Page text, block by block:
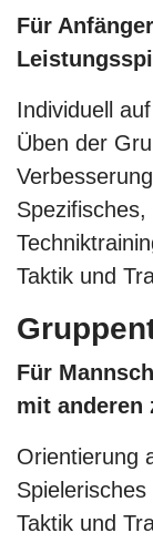
Für
Individuell
Üben der
Taktik und
Für
mit anderen
Orientierung
Taktik und